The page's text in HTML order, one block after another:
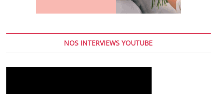
NOS INTERVIEWS YOUTUBE